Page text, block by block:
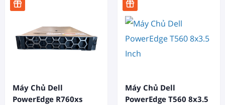
Máy Chủ Dell
PowerEdge R760xs
Máy Chủ Dell
PowerEdge T560 8x3.5